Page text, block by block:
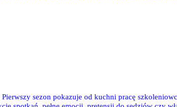
sezon pokazuje od kuchni pracę